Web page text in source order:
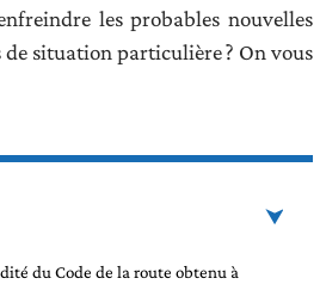
les probables nouvelles
de situation particulière ? On vous
du Code de la route obtenu à